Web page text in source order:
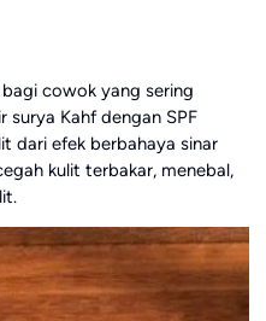
cowok yang sering
surya Kahf dengan SPF
dari efek berbahaya sinar
kulit terbakar, menebal,